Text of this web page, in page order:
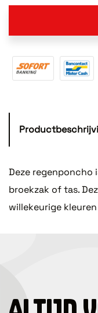
Deze regenponcho
broekzak of tas.
willekeurige